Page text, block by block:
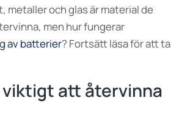
metaller och glas är material de
men hur fungerar
av batterier? Fortsätt läsa för att ta
att återvinna